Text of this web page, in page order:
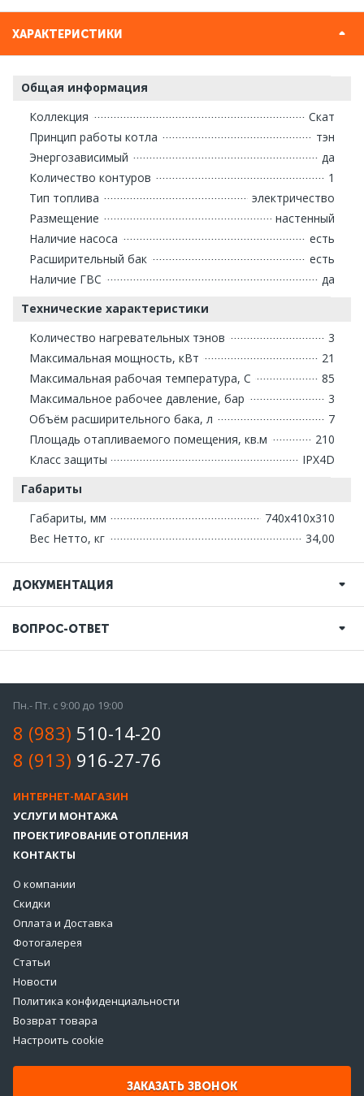
ХАРАКТЕРИСТИКИ
Общая информация
Коллекция
Скат
Принцип работы котла
тэн
Энергозависимый
да
Количество контуров
1
Тип топлива
электричество
Размещение
настенный
Наличие насоса
есть
Расширительный бак
есть
Наличие ГВС
да
Технические характеристики
Количество нагревательных тэнов
3
Максимальная мощность, кВт
21
Максимальная рабочая температура, С
85
Максимальное рабочее давление, бар
3
Объём расширительного бака, л
7
Площадь отапливаемого помещения, кв.м
210
Класс защиты
IPX4D
Габариты
Габариты, мм
740х410х310
Вес Нетто, кг
34,00
ДОКУМЕНТАЦИЯ
ВОПРОС-ОТВЕТ
Пн.- Пт. с 9:00 до 19:00
8 (983) 510-14-20
8 (913) 916-27-76
ИНТЕРНЕТ-МАГАЗИН
УСЛУГИ МОНТАЖА
ПРОЕКТИРОВАНИЕ ОТОПЛЕНИЯ
КОНТАКТЫ
О компании
Скидки
Оплата и Доставка
Фотогалерея
Статьи
Новости
Политика конфиденциальности
Возврат товара
Настроить cookie
ЗАКАЗАТЬ ЗВОНОК